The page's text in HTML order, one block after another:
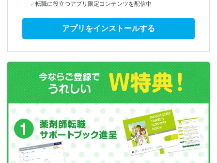
転職に役立つアプリ限定コンテンツを配信中
アプリをインストールする